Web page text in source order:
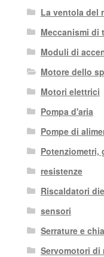
La ventola del
Meccanismi di
Moduli di
Motore dello
Motori elettrici
Pompa d'aria
Pompe di
Potenziometri,
resistenze
Riscaldatori
sensori
Serrature e
Servomotori di